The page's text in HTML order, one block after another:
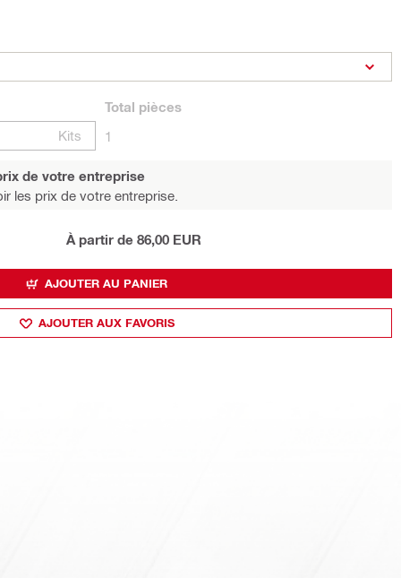
Kits
Total pièces
1
de votre entreprise
les prix de votre entreprise.
À partir de 86,00 EUR
AJOUTER AU PANIER
AJOUTER AUX FAVORIS